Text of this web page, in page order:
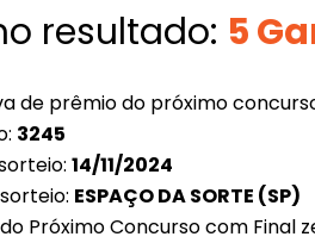
resultado: 5
de prêmio do próximo
3245
14/11/2024
ESPAÇO DA SORTE (SP)
Próximo Concurso com Final